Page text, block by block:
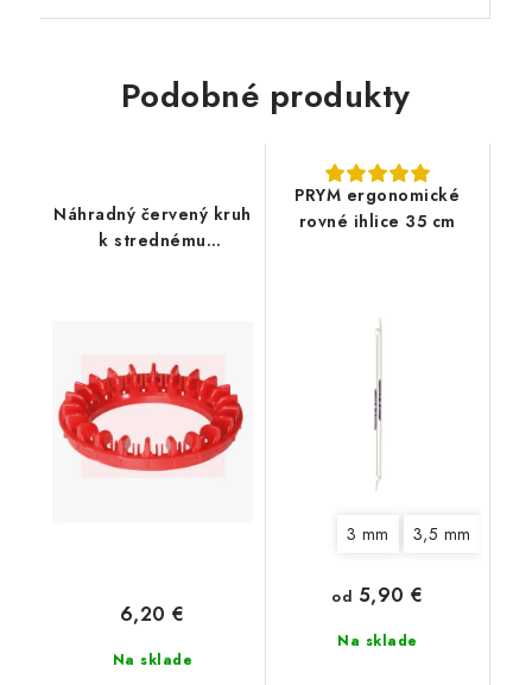
Podobné produkty
Náhradný červený kruh
k strednému
Na sklade
6,20 €
PRYM ergonomické
rovné ihlice 35 cm
3 mm 3,5 mm
Na sklade
od 5,90 €